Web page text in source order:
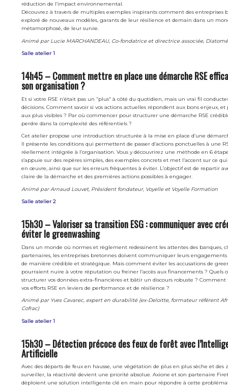
réduction de l’impact environnemental.
Découvrez à travers de multiples exemples inspirants comment des entreprises
exploré de nouveaux modèles, garants de leur résilience et demain dans un
métamorphosé, de leur survie.
Animé par Lucie MARCHANDEAU, Co-fondatrice et directrice associée,
Salle atelier 1
14h45 – Comment mettre en place une démarche RSE
son organisation ?
Et si votre RSE n’était pas un “plus” à côté du quotidien, mais un vrai fil
décisions. Comment savoir si vos actions actuelles répondent aux bons enjeux, et
aux plus visibles ? Par où commencer pour structurer une démarche RSE
perdre dans la complexité des référentiels ?
Cet atelier propose une introduction structurée à la mise en place d’une
Il présente les conditions qui permettent de passer d’actions ponctuelles à une
réellement intégrée à l’organisation. Vous y découvrirez une méthode en 6
s’appuie sur des repères simples, des exemples concrets et met l’accent sur ce
en œuvre, ainsi que sur les erreurs fréquentes à éviter. L’objectif est de repartir
claire de la démarche et des premières actions possibles à engager.
Animé par Arnaud Louvet, Président fondateur, Voyelle et Voyelle Formation
Salle atelier 2
15h30 – Valoriser sa transition ESG : communiquer avec
éviter le greenwashing
Dans un monde où normes et règlement redessinent les attentes des banques,
partenaires, les entreprises bretonnes doivent communiquer leurs
de manière crédible et stratégique. Mais comment éviter les accusations de
pourraient nuire à votre réputation ou freiner l’accès aux financements ? Quels
structurer vos données extra-financières et bâtir un discours robuste ? Comment
vos efforts RSE en leviers de performance et de résilience ?
Animé par Yves Cavarec, expert en durabilité (ex-Deloitte, formateur référent
Cofrac)
Salle atelier 1
15h30 – Détection précoce des feux de forêt avec
Artificielle
Avec des départs de feux en hausse, une végétation de plus en plus sèche et des
surveiller, la réactivité devient une priorité absolue. Axione et son partenaire
déploient une solution intelligente clé en main pour répondre à cette